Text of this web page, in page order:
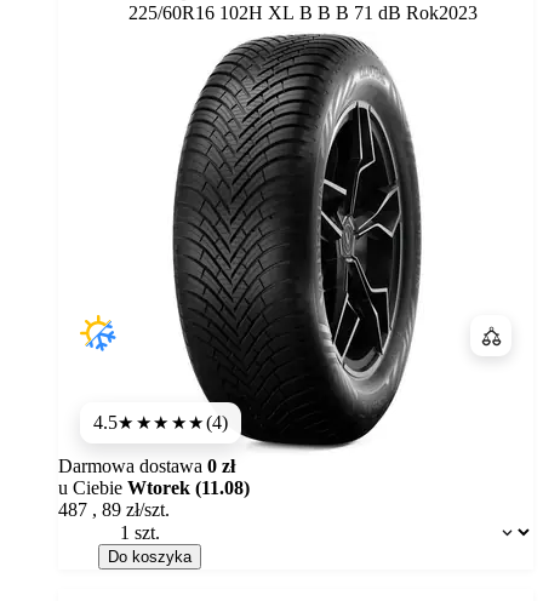
225/60R16 102H XL Etykieta:
B B B 71 dB Rok2023
4.5★★★★★(4)
Dostępność:
Darmowa dostawa 0 zł
u Ciebie Wtorek (11.08)
487 , 89 zł/szt.
Do koszyka